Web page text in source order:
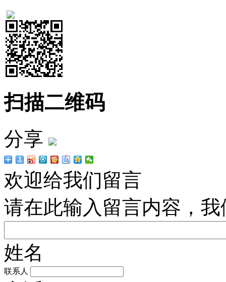
扫描二维码
分享
欢迎给我们留言
请在此输入留言内容，
姓名
联系人